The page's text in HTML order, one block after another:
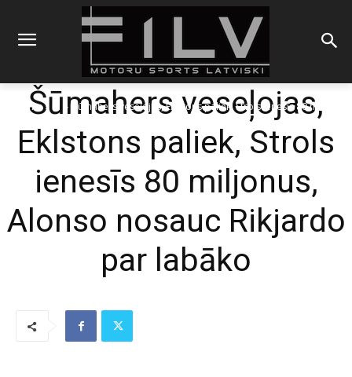
Sākums F1
Šūmahers veseļojas, Eklstons paliek, Strols ienesīs 80 miljonus,
Šūmahers veseļojas,
Eklstons paliek, Strols
ienesīs 80 miljonus,
Alonso nosauc Rikjardo
par labāko